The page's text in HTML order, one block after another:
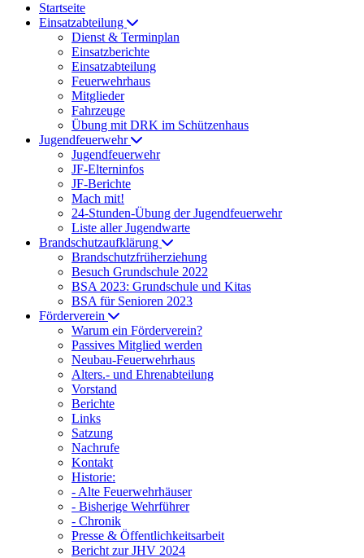
Startseite
Einsatzabteilung
Dienst & Terminplan
Einsatzberichte
Einsatzabteilung
Feuerwehrhaus
Mitglieder
Fahrzeuge
Übung mit DRK im Schützenhaus
Jugendfeuerwehr
Jugendfeuerwehr
JF-Elterninfos
JF-Berichte
Mach mit!
24-Stunden-Übung der Jugendfeuerwehr
Liste aller Jugendwarte
Brandschutzaufklärung
Brandschutzfrüherziehung
Besuch Grundschule 2022
BSA 2023: Grundschule und Kitas
BSA für Senioren 2023
Förderverein
Warum ein Förderverein?
Passives Mitglied werden
Neubau-Feuerwehrhaus
Alters.- und Ehrenabteilung
Vorstand
Berichte
Links
Satzung
Nachrufe
Kontakt
Historie:
- Alte Feuerwehrhäuser
- Bisherige Wehrführer
- Chronik
Presse & Öffentlichkeitsarbeit
Bericht zur JHV 2024